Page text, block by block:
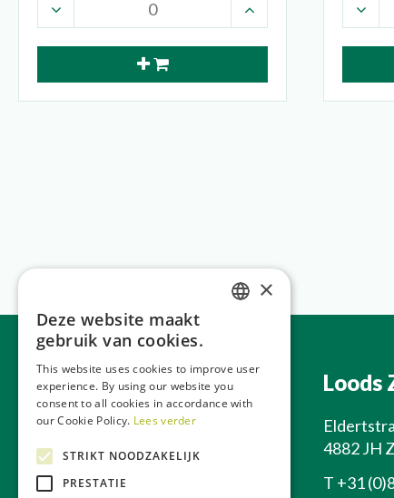
Hoofdkantoor
Apeldoornseweg 212
6731 SC Otterlo
+31 (0)85 0700 222
Loods
4882 JH
T +31
×
Deze website maakt
gebruik van cookies.
This website uses cookies to improve user
experience. By using our website you
consent to all cookies in accordance with
our Cookie Policy. Lees verder
STRIKT NOODZAKELIJK
PRESTATIE